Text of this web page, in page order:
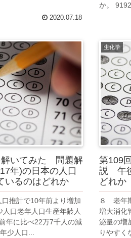
2020.07.18
か。
解いてみた 問題解
年)の日本の人口
いるのはどれか
推計で10年前より増加
口老年人口生産年齢人
年に比べ22万7千人の減
少人口...
生化学
第109
説 午
どれか
８ 老年
増大消化
泌量の増
りやすく